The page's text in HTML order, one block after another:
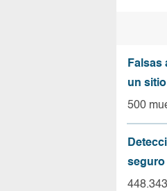
Falsas
un
500
seguro